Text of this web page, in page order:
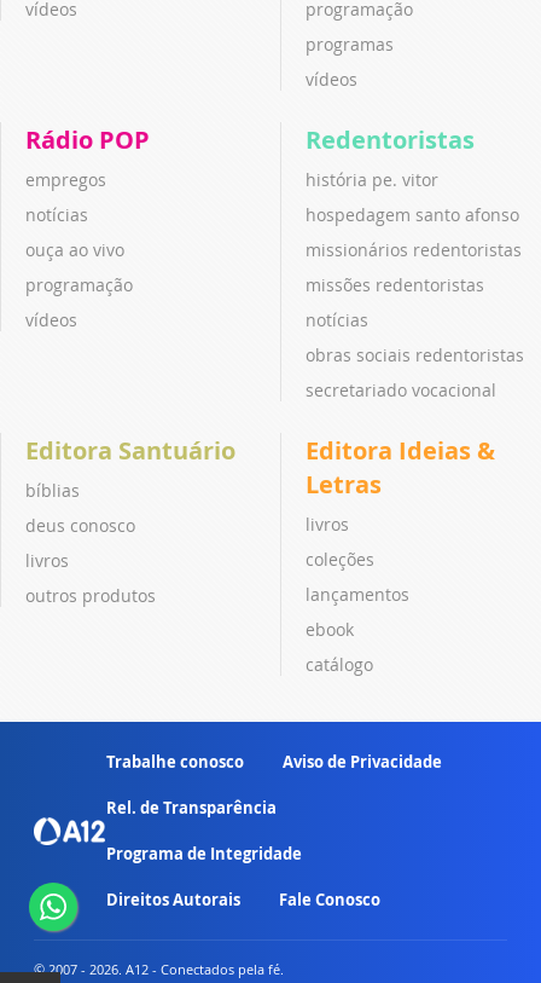
vídeos
programação
programas
vídeos
Rádio POP
empregos
notícias
ouça ao vivo
programação
vídeos
Redentoristas
história pe. vitor
hospedagem santo afonso
missionários redentoristas
missões redentoristas
notícias
obras sociais redentoristas
secretariado vocacional
Editora Santuário
bíblias
deus conosco
livros
outros produtos
Editora Ideias &
Letras
livros
coleções
lançamentos
ebook
catálogo
Trabalhe conosco Aviso de Privacidade
Rel. de Transparência
Programa de Integridade
Direitos Autorais Fale Conosco
© 2007 - 2026. A12 - Conectados pela fé.